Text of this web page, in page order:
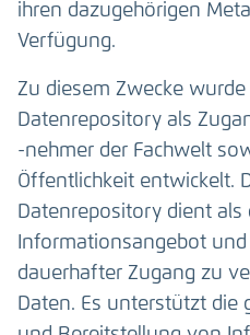
ihren dazugehörigen
Verfügung.
Zu diesem Zwecke wurde
Datenrepository als
-nehmer der Fachwelt
Öffentlichkeit entwickelt.
Datenrepository dient als
Informationsangebot
dauerhafter Zugang zu
Daten. Es unterstützt die